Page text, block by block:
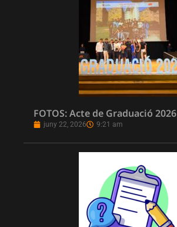
FOTOS: Acte de Graduació 2026
juny 22, 2026 9:21 am